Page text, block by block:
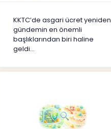
Haberler
KKTC’de asgari ücret yeniden
gündemin en önemli
başlıklarından biri haline
geldi...